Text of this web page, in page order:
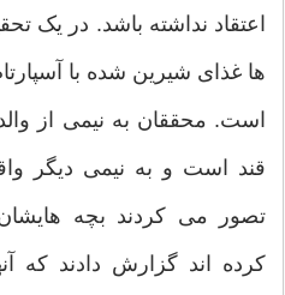
اعتقاد نداشته باشد. در یک
ها غذای شیرین شده با
است. محققان به نیمی از
قند است و به نیمی دیگر
تصور می کردند بچه
کرده اند گزارش دادند که